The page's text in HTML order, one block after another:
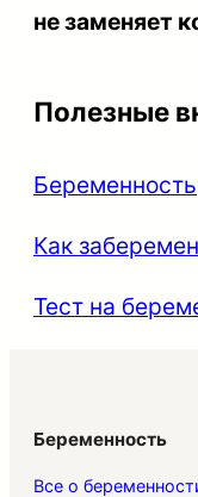
не заменяет
Полезные
Беременность
Как
Тест на
Беременность
Все о